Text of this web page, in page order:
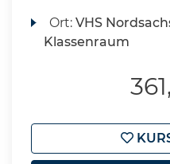
Ort:VHS
Klassenraum